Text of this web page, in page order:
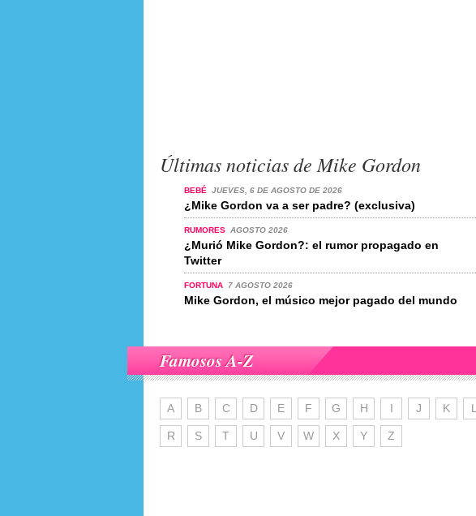
Últimas noticias de Mike Gordon
BEBÉ JUEVES, 6 DE AGOSTO DE 2026
¿Mike Gordon va a ser padre? (exclusiva)
RUMORES AGOSTO 2026
¿Murió Mike Gordon?: el rumor propagado en
Twitter
FORTUNA 7 AGOSTO 2026
Mike Gordon, el músico mejor pagado del mundo
Famosos A-Z
A B C D E F G H I J K L
R S T U V W X Y Z